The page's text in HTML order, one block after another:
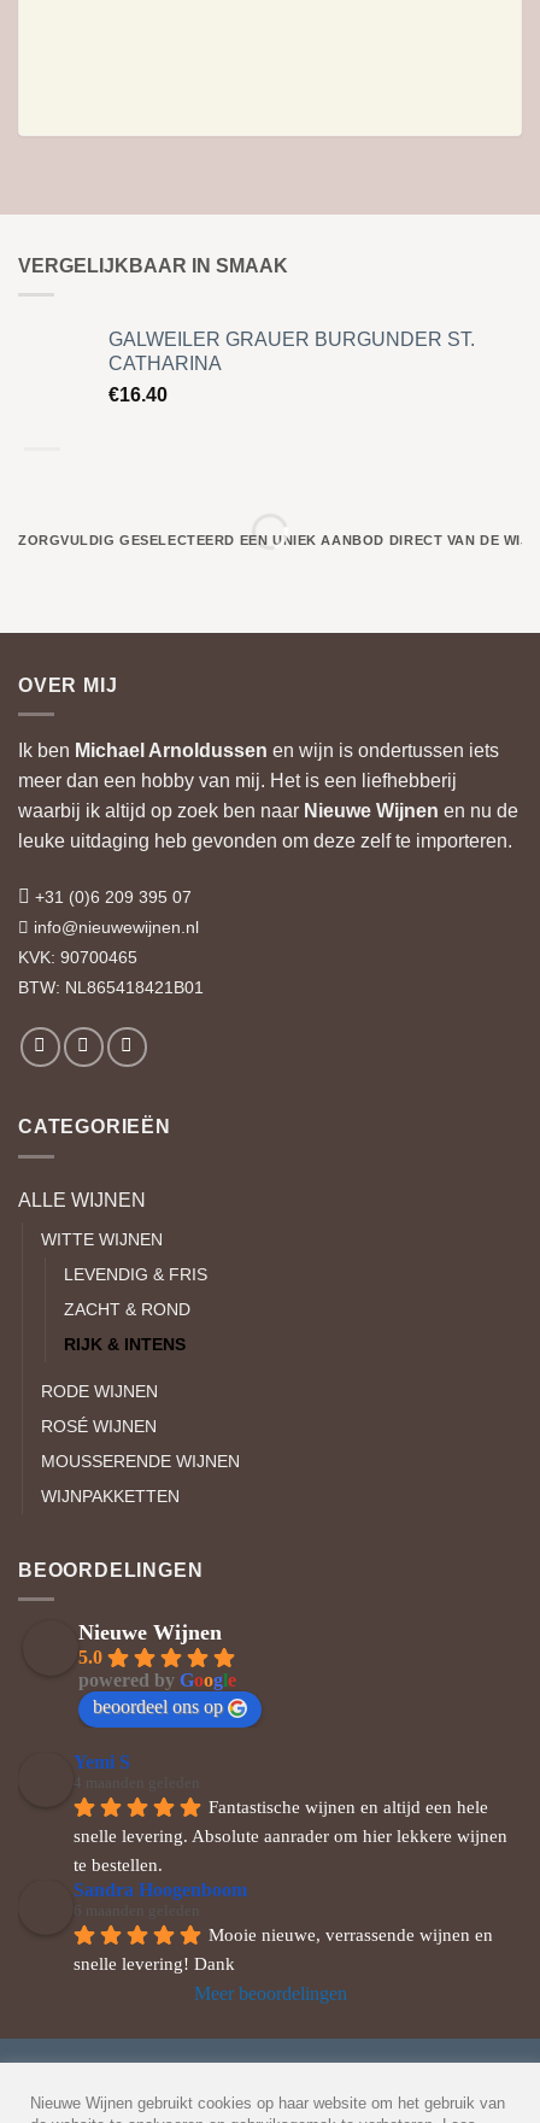
VERGELIJKBAAR IN SMAAK
GALWEILER GRAUER BURGUNDER ST.
CATHARINA
€16.40
ZORGVULDIG GESELECTEERD EEN UNIEK AANBOD DIRECT VAN DE
OVER MIJ
Ik ben Michael Arnoldussen en wijn is ondertussen iets
meer dan een hobby van mij. Het is een liefhebberij
waarbij ik altijd op zoek ben naar Nieuwe Wijnen en nu de
leuke uitdaging heb gevonden om deze zelf te importeren.
+31 (0)6 209 395 07
info@nieuwewijnen.nl
KVK: 90700465
BTW: NL865418421B01
CATEGORIEËN
ALLE WIJNEN
WITTE WIJNEN
LEVENDIG & FRIS
ZACHT & ROND
RIJK & INTENS
RODE WIJNEN
ROSÉ WIJNEN
MOUSSERENDE WIJNEN
WIJNPAKKETTEN
BEOORDELINGEN
Nieuwe Wijnen
5.0
powered by Google
beoordeel ons op
Yemi S
4 maanden geleden
Fantastische wijnen en altijd een hele
snelle levering. Absolute aanrader om hier lekkere wijnen
te bestellen.
Sandra Hoogenboom
6 maanden geleden
Mooie nieuwe, verrassende wijnen en
snelle levering! Dank
Meer beoordelingen
Algemene Voorwaarden
Nieuwe Wijnen gebruikt cookies op haar website om het gebruik van